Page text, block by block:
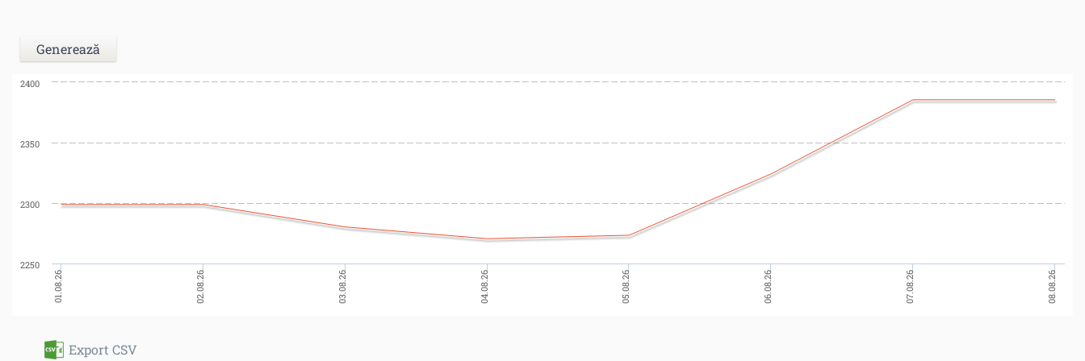
01.08.26 02.08.26 03.08.26 04.08.26 05.08.26 06.08.26 07.08.26 08.08.26
2250
2300
2350
2400
Export CSV